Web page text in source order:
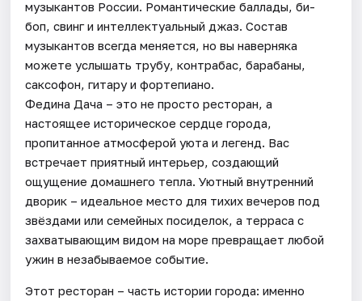
музыкантов России. Романтические баллады, би-
боп, свинг и интеллектуальный джаз. Состав
музыкантов всегда меняется, но вы наверняка
можете услышать трубу, контрабас, барабаны,
саксофон, гитару и фортепиано.
Федина Дача – это не просто ресторан, а
настоящее историческое сердце города,
пропитанное атмосферой уюта и легенд. Вас
встречает приятный интерьер, создающий
ощущение домашнего тепла. Уютный внутренний
дворик – идеальное место для тихих вечеров под
звёздами или семейных посиделок, а терраса с
захватывающим видом на море превращает любой
ужин в незабываемое событие.
Этот ресторан – часть истории города: именно